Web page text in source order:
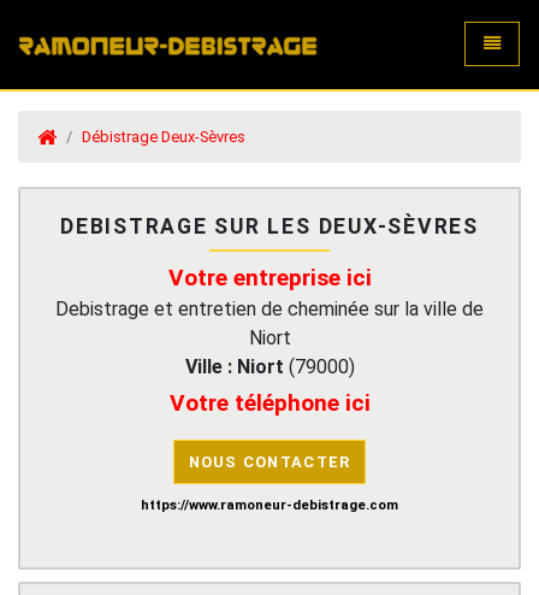
Débistrage Deux-Sèvres
DEBISTRAGE SUR LES DEUX-SÈVRES
Votre entreprise ici
Debistrage et entretien de cheminée sur la ville de
Niort
Ville : Niort (79000)
Votre téléphone ici
NOUS CONTACTER
https://www.ramoneur-debistrage.com